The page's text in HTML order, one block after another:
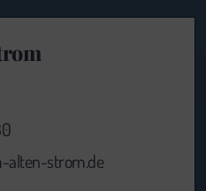
alten-strom.de